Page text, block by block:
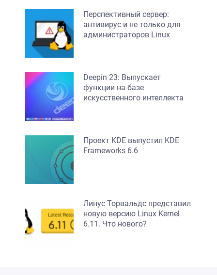
Перспективный сервер:
антивирус и не только для
администраторов Linux
Deepin 23: Выпускает
функции на базе
искусственного интеллекта
Проект KDE выпустил KDE
Frameworks 6.6
Линус Торвальдс представил
новую версию Linux Kernel
6.11. Что нового?